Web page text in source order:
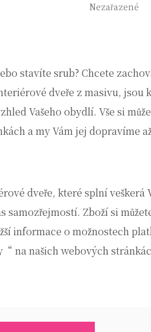
Nezařazené
stavíte srub? Chcete
dveře z masivu, jsou
Vašeho obydlí. Vše si
a my Vám jej dopravíme
dveře, které splní veškerá
Zboží si
informace o možnostech
na našich webových